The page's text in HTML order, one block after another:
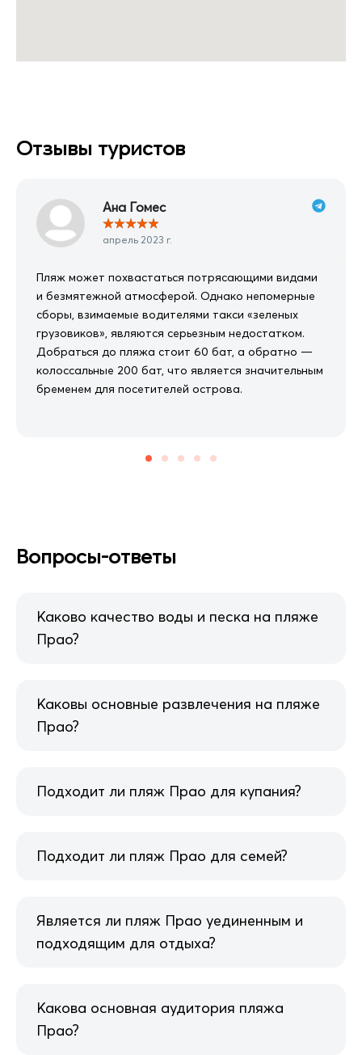
Отзывы туристов
Ана Гомес
★★★★★
апрель 2023 г.
Пляж может похвастаться потрясающими видами
и безмятежной атмосферой. Однако непомерные
сборы, взимаемые водителями такси «зеленых
грузовиков», являются серьезным недостатком.
Добраться до пляжа стоит 60 бат, а обратно —
колоссальные 200 бат, что является значительным
бременем для посетителей острова.
Вопросы-ответы
Каково качество воды и песка на пляже
Прао?
Каковы основные развлечения на пляже
Прао?
Подходит ли пляж Прао для купания?
Подходит ли пляж Прао для семей?
Является ли пляж Прао уединенным и
подходящим для отдыха?
Какова основная аудитория пляжа
Прао?